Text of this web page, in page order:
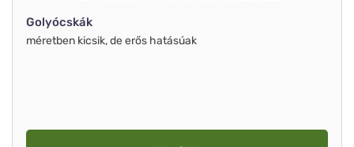
Golyócskák
méretben kicsik, de erős hatásúak